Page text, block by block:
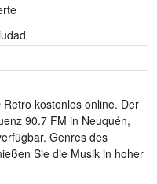
Retro kostenlos online. Der
90.7 FM in Neuquén,
Genres des
Sie die Musik in hoher